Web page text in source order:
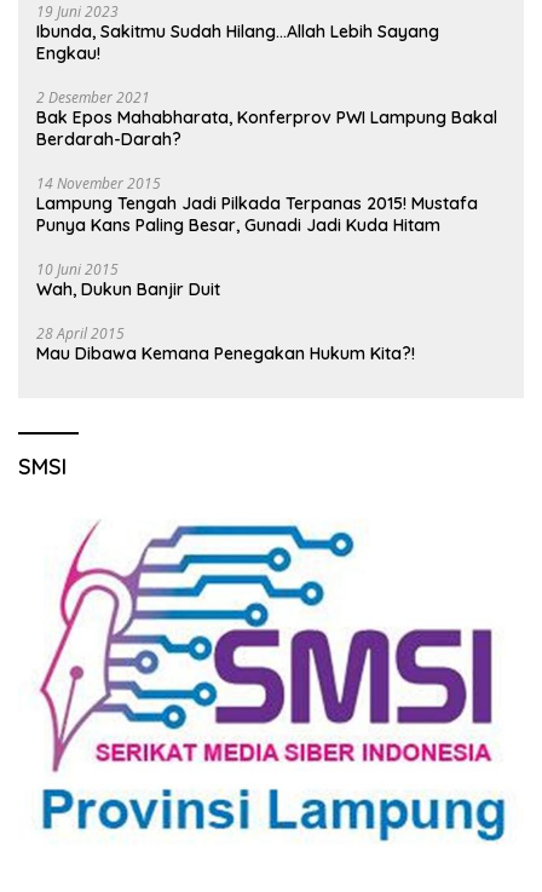
19 Juni 2023
Ibunda, Sakitmu Sudah Hilang…Allah Lebih Sayang
Engkau!
2 Desember 2021
Bak Epos Mahabharata, Konferprov PWI Lampung Bakal
Berdarah-Darah?
14 November 2015
Lampung Tengah Jadi Pilkada Terpanas 2015! Mustafa
Punya Kans Paling Besar, Gunadi Jadi Kuda Hitam
10 Juni 2015
Wah, Dukun Banjir Duit
28 April 2015
Mau Dibawa Kemana Penegakan Hukum Kita?!
SMSI